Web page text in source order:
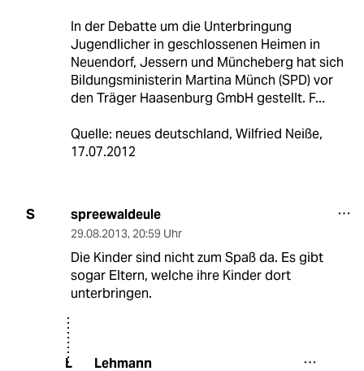
In der Debatte um die Unterbringung
Jugendlicher in geschlossenen Heimen in
Neuendorf, Jessern und Müncheberg hat sich
Bildungsministerin Martina Münch (SPD) vor
den Träger Haasenburg GmbH gestellt. F...
Quelle: neues deutschland, Wilfried Neiße,
17.07.2012
S spreewaldeule
29.08.2013, 20:59 Uhr
Die Kinder sind nicht zum Spaß da. Es gibt
sogar Eltern, welche ihre Kinder dort
unterbringen.
L Lehmann